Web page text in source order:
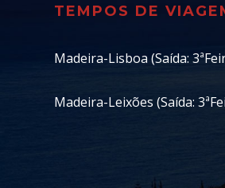
TEMPOS DE
Madeira-Lisboa (Saída:
Madeira-Leixões (Saída: